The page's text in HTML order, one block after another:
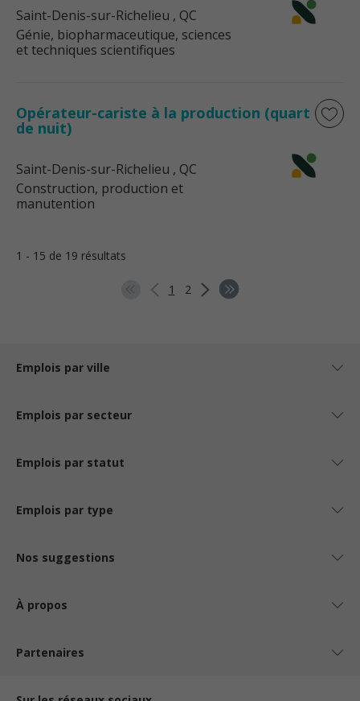
Saint-Denis-sur-Richelieu , QC
Génie, biopharmaceutique, sciences
et techniques scientifiques
Opérateur-cariste à la production (quart
de nuit)
Saint-Denis-sur-Richelieu , QC
Construction, production et
manutention
1 - 15 de 19 résultats
1 2
Emplois par ville
Emplois par secteur
Emplois par statut
Emplois par type
Nos suggestions
À propos
Partenaires